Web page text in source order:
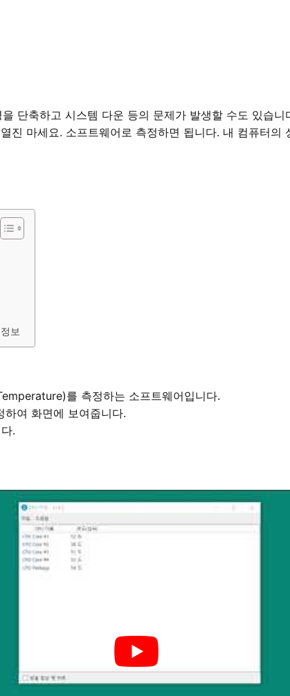
단축하고 시스템 다운 등의 문제가 발생할 수도 있습
진 마세요. 소프트웨어로 측정하면 됩니다. 내 컴퓨터의
보
를 측정하는 소프트웨어입니다.
여 화면에 보여줍니다.
.